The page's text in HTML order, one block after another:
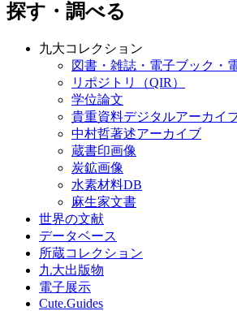
探す・調べる
九大コレクション
図書・雑誌・電子ブック・
リポジトリ（QIR）
学位論文
貴重資料デジタルアーカイ
中村哲著述アーカイブ
蔵書印画像
炭鉱画像
水素材料DB
麻生家文書
世界の文献
データベース
所蔵コレクション
九大出版物
電子展示
Cute.Guides